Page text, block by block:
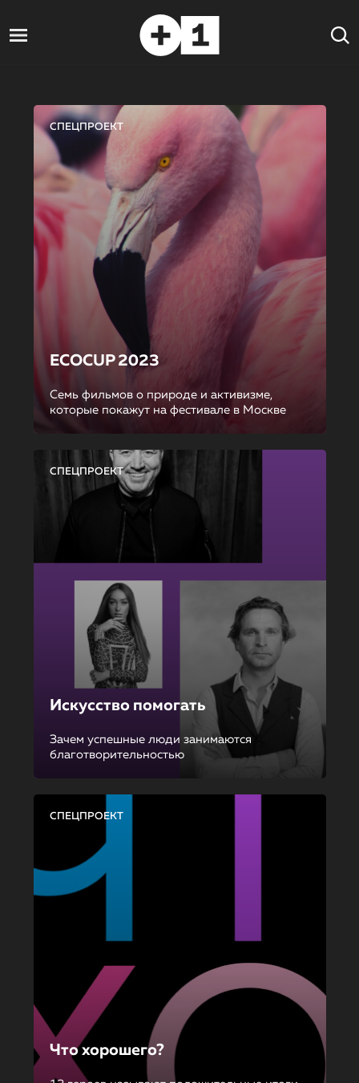
СПЕЦПРОЕКТ
ECOCUP 2023
Семь фильмов о природе и активизме,
которые покажут на фестивале в Москве
СПЕЦПРОЕКТ
Искусство помогать
Зачем успешные люди занимаются
благотворительностью
СПЕЦПРОЕКТ
Что хорошего?